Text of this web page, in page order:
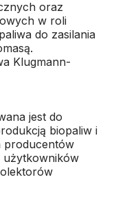
oraz
w roli
do zasilania
Klugmann-
jest do
biopaliw i
producentów
użytkowników